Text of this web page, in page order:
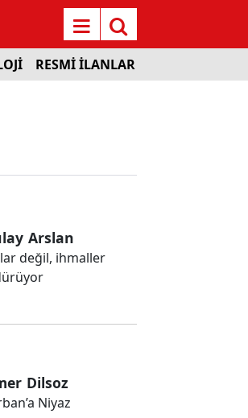
RESMİ İLANLAR
Arslan
değil, ihmaller
Dilsoz
Niyaz